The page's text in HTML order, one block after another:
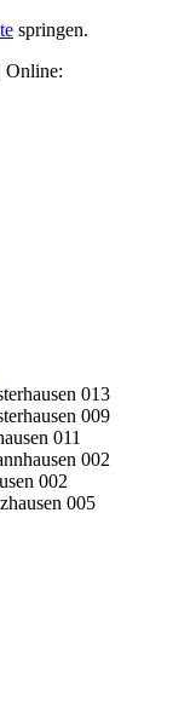
springen.
| Online: